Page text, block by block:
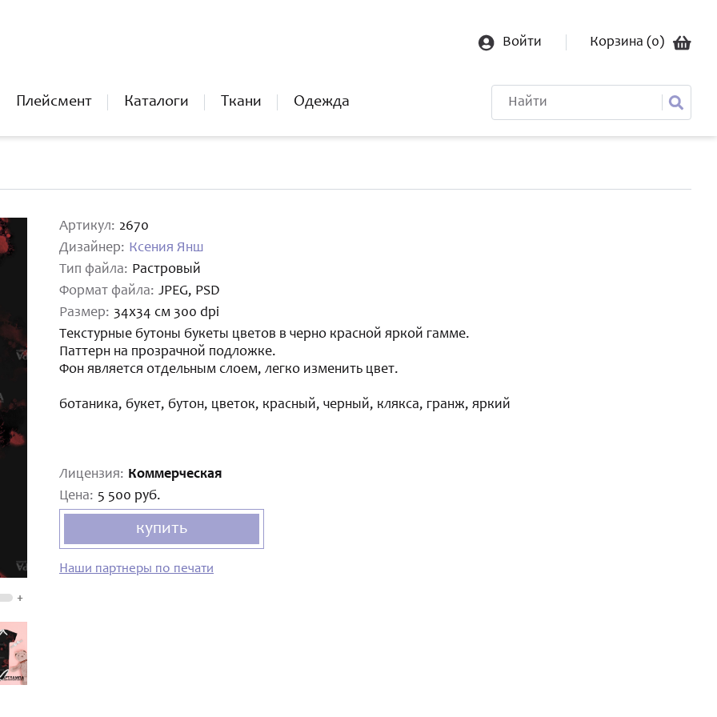
Войти Корзина (0)
Плейсмент Каталоги Ткани Одежда
+
Артикул: 2670
Дизайнер: Ксения Янш
Тип файла: Растровый
Формат файла: JPEG, PSD
Размер: 34x34 см 300 dpi
Текстурные бутоны букеты цветов в черно красной яркой гамме.
Паттерн на прозрачной подложке.
Фон является отдельным слоем, легко изменить цвет.
ботаника, букет, бутон, цветок, красный, черный, клякса, гранж, яркий
Лицензия: Коммерческая
Цена: 5 500 руб.
купить
Наши партнеры по печати